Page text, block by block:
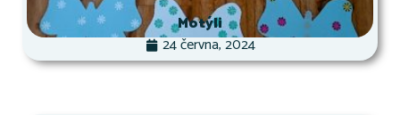
Motýli
24 června, 2024